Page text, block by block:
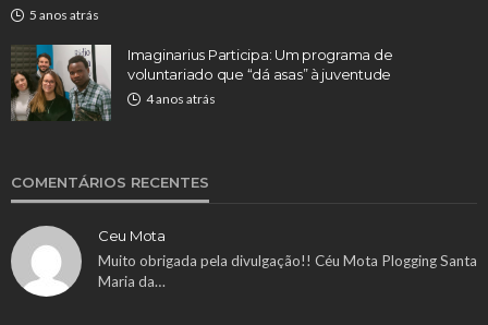
5 anos atrás
Imaginarius Participa: Um programa de
voluntariado que “dá asas” à juventude
4 anos atrás
COMENTÁRIOS RECENTES
Ceu Mota
Muito obrigada pela divulgação!! Céu Mota Plogging Santa
Maria da…